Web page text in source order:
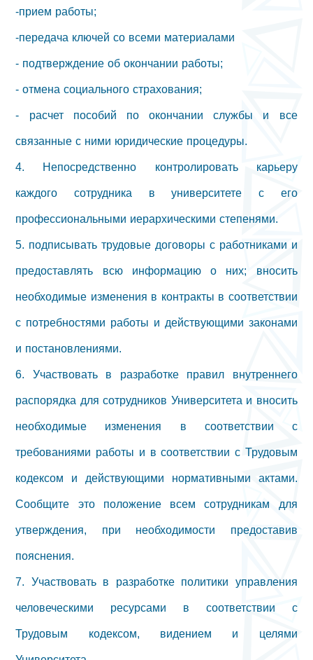
-прием работы;
-передача ключей со всеми материалами
- подтверждение об окончании работы;
- отмена социального страхования;
- расчет пособий по окончании службы и все
связанные с ними юридические процедуры.
4. Непосредственно контролировать карьеру
каждого сотрудника в университете с его
профессиональными иерархическими степенями.
5. подписывать трудовые договоры с работниками и
предоставлять всю информацию о них; вносить
необходимые изменения в контракты в соответствии
с потребностями работы и действующими законами
и постановлениями.
6. Участвовать в разработке правил внутреннего
распорядка для сотрудников Университета и вносить
необходимые изменения в соответствии с
требованиями работы и в соответствии с Трудовым
кодексом и действующими нормативными актами.
Сообщите это положение всем сотрудникам для
утверждения, при необходимости предоставив
пояснения.
7. Участвовать в разработке политики управления
человеческими ресурсами в соответствии с
Трудовым кодексом, видением и целями